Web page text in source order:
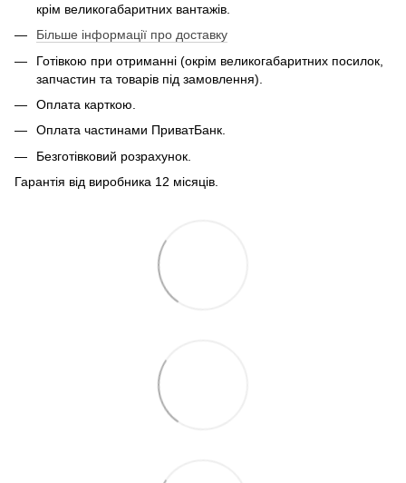
крім великогабаритних вантажів.
Більше інформації про доставку
Готівкою при отриманні (окрім великогабаритних посилок,
запчастин та товарів під замовлення).
Оплата карткою.
Оплата частинами ПриватБанк.
Безготівковий розрахунок.
Гарантія від виробника 12 місяців.